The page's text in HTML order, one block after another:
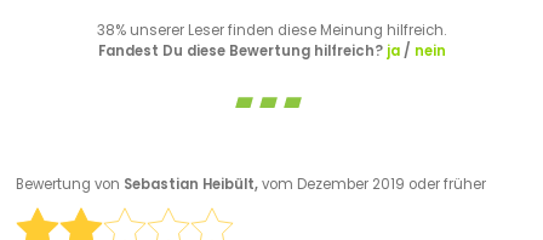
38% unserer Leser finden diese Meinung hilfreich.
Fandest Du diese Bewertung hilfreich? ja/ nein
Bewertung von Sebastian Heibült,vom Dezember 2019 oder früher